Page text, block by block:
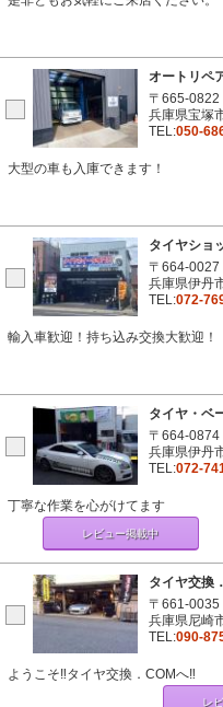
オートリペ
〒665-0822
兵庫県宝塚
TEL:050-
大型の車も入庫できます！
タイヤショ
〒664-0027
兵庫県伊丹
TEL:072-
輸入車歓迎！持ち込み交換大歓迎！
タイヤ・ベ
〒664-0874
兵庫県伊丹
TEL:072-
丁寧な作業を心がけてます
レビュー掲載中
タイヤ交換
〒661-0035
兵庫県尼崎
TEL:090-
ようこそ‼タイヤ交換．COMへ‼
レ